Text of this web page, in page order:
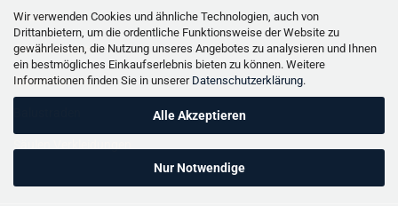
Wir verwenden Cookies und ähnliche Technologien, auch von
Drittanbietern, um die ordentliche Funktionsweise der Website zu
gewährleisten, die Nutzung unseres Angebotes zu analysieren und Ihnen
ein bestmögliches Einkaufserlebnis bieten zu können. Weitere
Informationen finden Sie in unserer Datenschutzerklärung.
Alle Akzeptieren
Nur Notwendige
Pfeiler
Gartenbrunnen
Gartenfiguren